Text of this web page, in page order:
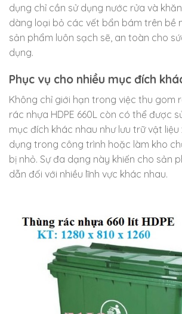
dụng chỉ cần sử dụng nước rửa và
dàng loại bỏ các vết bẩn bám trên bề
sản phẩm luôn sạch sẽ, an toàn cho
dụng.
Phục vụ cho nhiều mục đích
Không chỉ giới hạn trong việc thu gom
rác nhựa HDPE 660L còn có thể được
mục đích khác nhau như lưu trữ vật
dụng trong công trình hoặc làm kho
bị nhỏ. Sự đa dạng này khiến cho sản
dẫn đối với nhiều lĩnh vực khác nhau.